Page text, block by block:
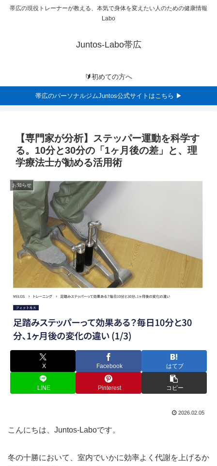
帯広の現役トレーナーが教える、本気で身体を変えたい人のための健康情報
Labo
Juntos-Labo帯広
🔰初めての方へ
帯広のパーソナルジムJuntos公式サイトはこちら ▶
【専門家が分析】ステッパー運動を科学す
る。10分と30分の「1ヶ月後の差」と、理
学療法士が勧める活用術
お知らせ
X Facebook はてブ
LINE Pinterest コピー
2026.02.05
こんにちは、Juntos-Laboです。
冬の十勝において、室内でいかに効率よく代謝を上げるか